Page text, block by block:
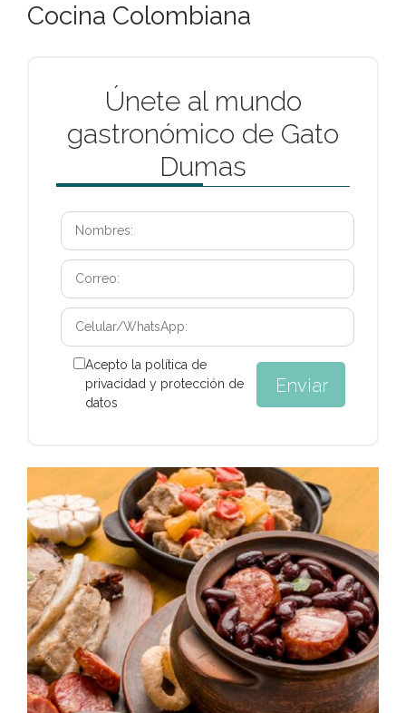
Cocina Colombiana
Únete al mundo
gastronómico de Gato
Dumas
Acepto la política de
privacidad y protección de
datos